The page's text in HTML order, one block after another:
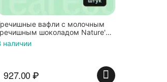
вафли с молочным
шоколадом Nature's
Factory, 18 штук по 20 г
наличии
927.00₽